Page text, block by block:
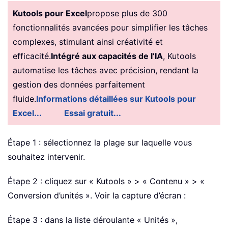
Kutools pour Excelpropose plus de 300
fonctionnalités avancées pour simplifier les tâches
complexes, stimulant ainsi créativité et
efficacité.Intégré aux capacités de l’IA, Kutools
automatise les tâches avec précision, rendant la
gestion des données parfaitement
fluide.Informations détaillées sur Kutools pour
Excel...
Essai gratuit...
Étape 1 : sélectionnez la plage sur laquelle vous
souhaitez intervenir.
Étape 2 : cliquez sur « Kutools » > « Contenu » > «
Conversion d’unités ». Voir la capture d’écran :
Étape 3 : dans la liste déroulante « Unités »,